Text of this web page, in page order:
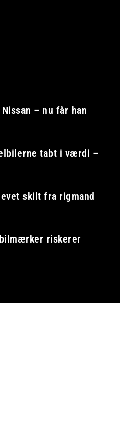
– nu får han
tabt i værdi –
skilt fra rigmand
riskerer